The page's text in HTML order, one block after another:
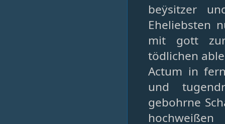
beÿsitzer
Eheliebsten
mit gott
tödlichen
Actum in
und
gebohrne